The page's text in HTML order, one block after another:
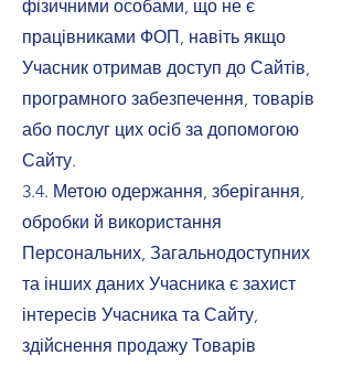
фізичними особами, що не є
працівниками ФОП, навіть якщо
Учасник отримав доступ до Сайтів,
програмного забезпечення, товарів
або послуг цих осіб за допомогою
Сайту.
3.4. Метою одержання, зберігання,
обробки й використання
Персональних, Загальнодоступних
та інших даних Учасника є захист
інтересів Учасника та Сайту,
здійснення продажу Товарів